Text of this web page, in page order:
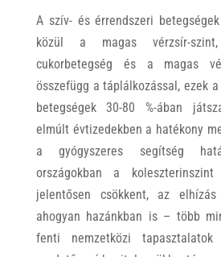
A szív- és érrendszeri
közül a magas vérzsír-
cukorbetegség és a magas
összefügg a táplálkozással, ezek
betegségek 30-80 %-ában
elmúlt évtizedekben a hatékony
a gyógyszeres segítség
országokban a
jelentősen csökkent, az elhízás
ahogyan hazánkban is – több
fenti nemzetközi